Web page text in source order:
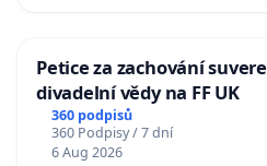
Petice za zachování
divadelní vědy na FF UK
360 podpisů
360 Podpisy / 7 dní
6 Aug 2026